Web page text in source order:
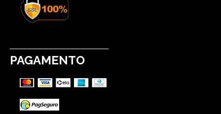
PAGAMENTO